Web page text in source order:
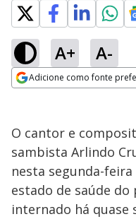
A+ A-
Adicione como fonte
O cantor e
sambista Arlindo
nesta segunda-
estado de saúde do
internado há quase